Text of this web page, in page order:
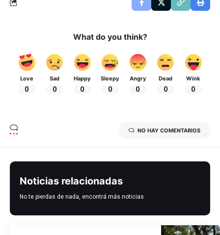
What do you think?
Love
0
Sad
0
Happy
0
Sleepy
0
Angry
0
Dead
0
Wink
0
NO HAY COMENTARIOS
Noticias relacionadas
No te pierdas de nada, encontrá más noticias